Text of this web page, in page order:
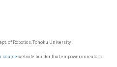
of Robotics, Tohoku University
source website builder that empowers creators.